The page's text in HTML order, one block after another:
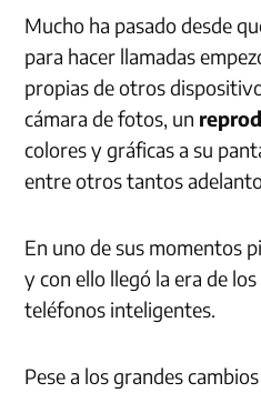
Mucho ha pasado desde
para hacer llamadas
propias de otros
cámara de fotos, un
colores y gráficas a su
entre otros tantos
En uno de sus momentos
y con ello llegó la era de
teléfonos inteligentes.
Pese a los grandes